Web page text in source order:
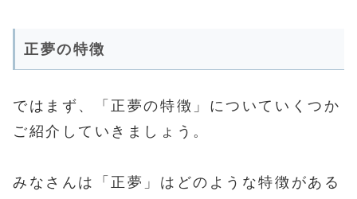
正夢の特徴
ではまず、「正夢の特徴」についていくつか
ご紹介していきましょう。
みなさんは「正夢」はどのような特徴がある